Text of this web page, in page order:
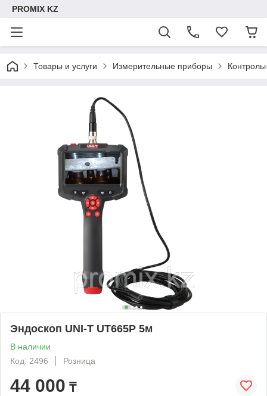
PROMIX KZ
Товары и услуги Измерительные приборы
Эндоскоп UNI-T UT665P 5м
В наличии
Код: 2496
Розница
44 000 ₸